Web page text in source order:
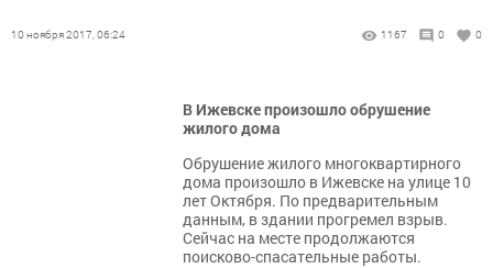
10 ноября 2017, 06:24 1167 0 0
В Ижевске произошло обрушение
жилого дома
Обрушение жилого многоквартирного
дома произошло в Ижевске на улице 10
лет Октября. По предварительным
данным, в здании прогремел взрыв.
Сейчас на месте продолжаются
поисково-спасательные работы.